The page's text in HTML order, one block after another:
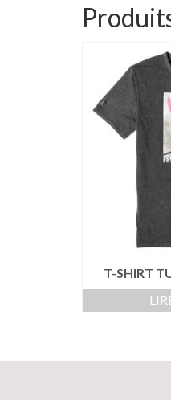
T-SHIRT